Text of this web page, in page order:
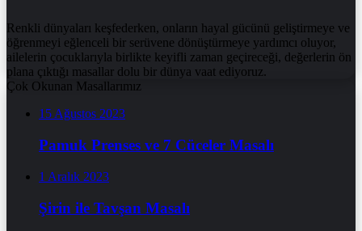
Renkli dünyaları keşfederken, onların hayal gücünü geliştirmeye ve
öğrenmeyi eğlenceli bir serüvene dönüştürmeye yardımcı oluyor,
ailelerin çocuklarıyla birlikte keyifli zaman geçireceği, değerlerin ön
plana çıktığı masallar dolu bir dünya vaat ediyoruz.
Çok Okunan Masallarımız
15 Ağustos 2023
Pamuk Prenses ve 7 Cüceler Masalı
1 Aralık 2023
Şirin ile Tavşan Masalı